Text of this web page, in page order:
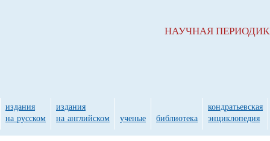
НАУЧНАЯ
издания
на русском
издания
на английском
ученые библиотека
кондратьевская
энциклопедия